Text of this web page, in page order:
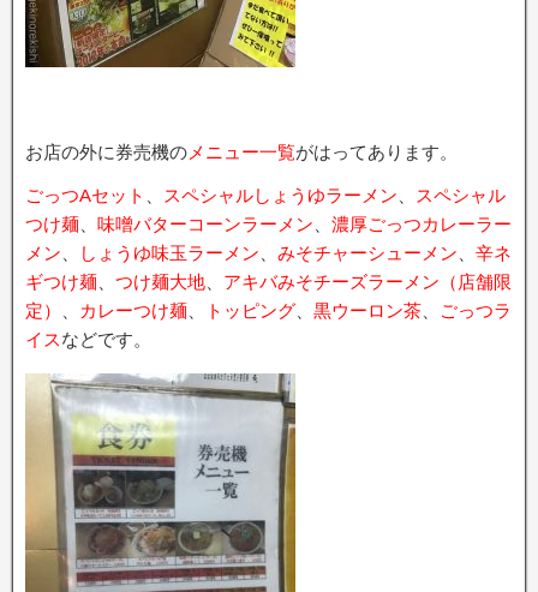
お店の外に券売機の メニュー一覧がはってあります。
ごっつAセット スペシャルしょうゆラーメン
スペシャル
つけ麺
味噌バターコーンラーメン
濃厚ごっつカレーラー
メン
しょうゆ味玉ラーメン みそチャーシューメン
辛ネ
ギつけ麺
つけ麺大地
アキバみそチーズラーメン（店舗限
定）
カレーつけ麺 トッピング 黒ウーロン茶
ごっつラ
イスなどです。